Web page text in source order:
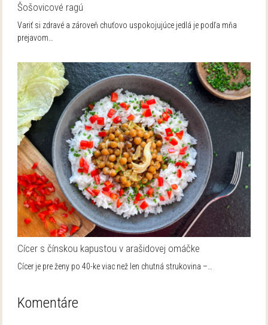
Šošovicové ragú
Variť si zdravé a zároveň chuťovo uspokojujúce jedlá je podľa mňa
prejavom…
Cícer s čínskou kapustou v arašidovej omáčke
Cícer je pre ženy po 40-ke viac než len chutná strukovina –…
Komentáre